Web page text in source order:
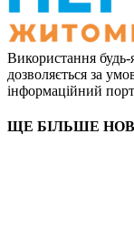
Використання будь-
дозволяється за
інформаційний
ЩЕ БІЛЬШЕ